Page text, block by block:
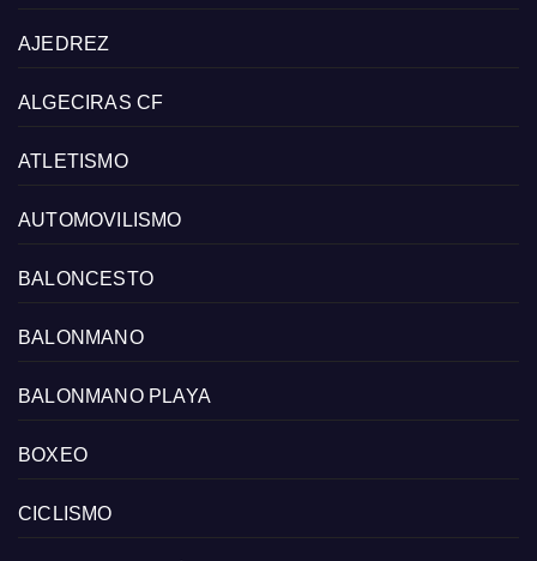
AJEDREZ
ALGECIRAS CF
ATLETISMO
AUTOMOVILISMO
BALONCESTO
BALONMANO
BALONMANO PLAYA
BOXEO
CICLISMO